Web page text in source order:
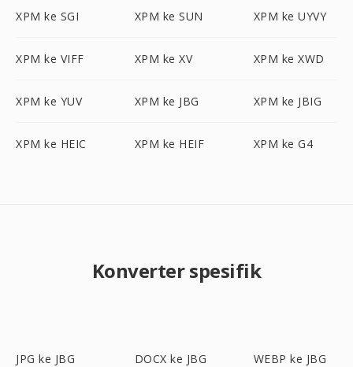
XPM ke SGI XPM ke SUN XPM ke UYVY
XPM ke VIFF XPM ke XV XPM ke XWD
XPM ke YUV XPM ke JBG XPM ke JBIG
XPM ke HEIC XPM ke HEIF XPM ke G4
Konverter spesifik
JPG ke JBG DOCX ke JBG WEBP ke JBG